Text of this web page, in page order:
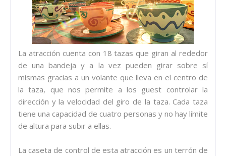
La atracción cuenta con 18 tazas que giran al rededor
de una bandeja y a la vez pueden girar sobre sí
mismas gracias a un volante que lleva en el centro de
la taza, que nos permite a los guest controlar la
dirección y la velocidad del giro de la taza. Cada taza
tiene una capacidad de cuatro personas y no hay límite
de altura para subir a ellas.
La caseta de control de esta atracción es un terrón de